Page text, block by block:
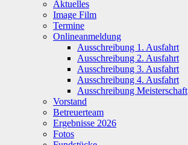
Aktuelles
Image Film
Termine
Onlineanmeldung
Ausschreibung 1. Ausfahrt
Ausschreibung 2. Ausfahrt
Ausschreibung 3. Ausfahrt
Ausschreibung 4. Ausfahrt
Ausschreibung Meisterschaft
Vorstand
Betreuerteam
Ergebnisse 2026
Fotos